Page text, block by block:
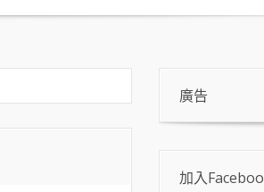
廣告
加入